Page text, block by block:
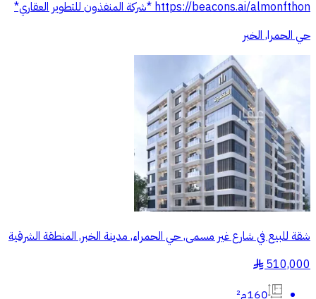
حي الحمرا, الخبر
شقة للبيع في شارع غير مسمى, حي الحمراء, مدينة الخبر, المنطقة الشرقية
510,000
§
160م²